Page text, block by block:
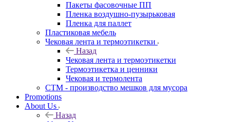
Пакеты фасовочные ПП
Пленка воздушно-пузырьковая
Пленка для паллет
Пластиковая мебель
Чековая лента и термоэтикетки
Назад
Чековая лента и термоэтикетки
Термоэтикетка и ценники
Чековая и термолента
СТМ - производство мешков для мусора
Promotions
About Us
Назад